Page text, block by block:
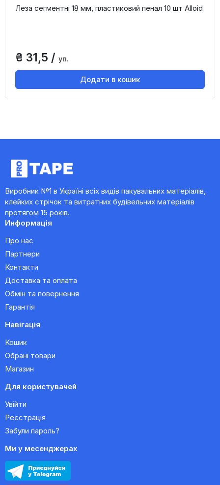
Леза сегментні 18 мм, пластиковий пенал 10 шт Alloid
₴ 31,5 / уп.
Додати в кошик
Виробник №1 в Україні всіх видів пакувальних матеріалів,
клейких стрічок та витратних будівельних матеріалів
протягом 15 років.
Информація
Про нас
Партнери
Контакти
Доставка та оплата
Обмін та повернення
Гарантія
Навігація
Кошик
Обрані товари
Магазин
Для користувачей
Увійти
Реєстрація
Забули пароль?
Ми у месенджерах